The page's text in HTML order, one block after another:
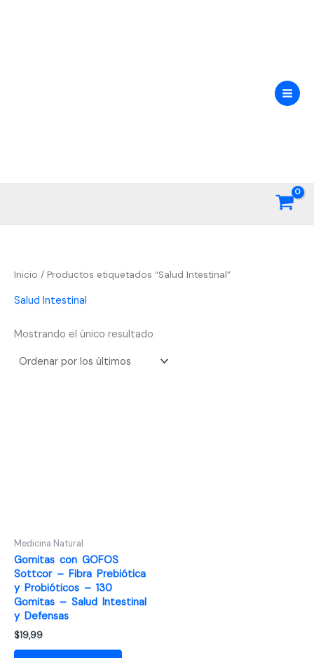
Inicio / Productos etiquetados “Salud Intestinal”
Salud Intestinal
Mostrando el único resultado
Medicina Natural
Gomitas con GOFOS
Sottcor – Fibra Prebiótica
y Probióticos – 130
Gomitas – Salud Intestinal
y Defensas
$19,99